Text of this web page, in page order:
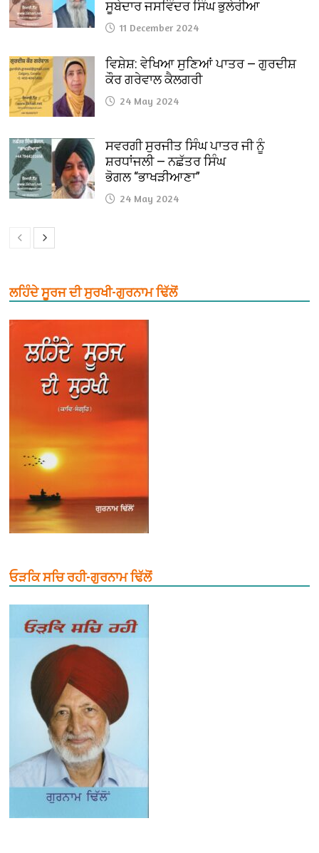
ਸੂਬੇਦਾਰ ਜਸਵਿੰਦਰ ਸਿੰਘ ਭੁਲੇਰੀਆ
11 December 2024
ਵਿਸ਼ੇਸ਼: ਵੇਖਿਆ ਸੁਣਿਆਂ ਪਾਤਰ — ਗੁਰਦੀਸ਼
ਕੌਰ ਗਰੇਵਾਲ ਕੈਲਗਰੀ
24 May 2024
ਸਵਰਗੀ ਸੁਰਜੀਤ ਸਿੰਘ ਪਾਤਰ ਜੀ ਨੂੰ
ਸ਼ਰਧਾਂਜਲੀ — ਨਛੱਤਰ ਸਿੰਘ
ਭੋਗਲ “ਭਾਖੜੀਆਣਾ”
24 May 2024
ਲਹਿੰਦੇ ਸੂਰਜ ਦੀ ਸੁਰਖੀ-ਗੁਰਨਾਮ ਢਿੱਲੋਂ
ਓੜਕਿ ਸਚਿ ਰਹੀ-ਗੁਰਨਾਮ ਢਿੱਲੋਂ